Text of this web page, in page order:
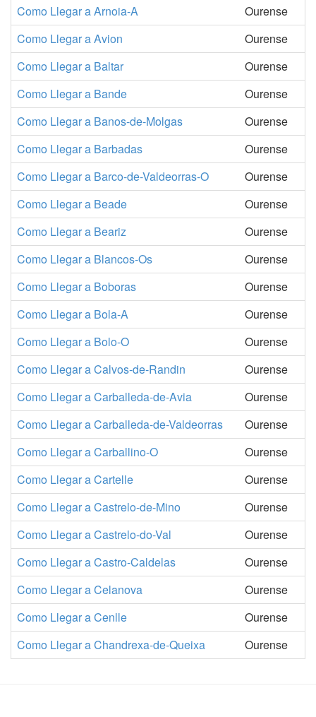
Como Llegar a Arnoia-A
Ourense
Como Llegar a Avion
Ourense
Como Llegar a Baltar
Ourense
Como Llegar a Bande
Ourense
Como Llegar a Banos-de-Molgas
Ourense
Como Llegar a Barbadas
Ourense
Como Llegar a Barco-de-Valdeorras-O
Ourense
Como Llegar a Beade
Ourense
Como Llegar a Beariz
Ourense
Como Llegar a Blancos-Os
Ourense
Como Llegar a Boboras
Ourense
Como Llegar a Bola-A
Ourense
Como Llegar a Bolo-O
Ourense
Como Llegar a Calvos-de-Randin
Ourense
Como Llegar a Carballeda-de-Avia
Ourense
Como Llegar a Carballeda-de-Valdeorras
Ourense
Como Llegar a Carballino-O
Ourense
Como Llegar a Cartelle
Ourense
Como Llegar a Castrelo-de-Mino
Ourense
Como Llegar a Castrelo-do-Val
Ourense
Como Llegar a Castro-Caldelas
Ourense
Como Llegar a Celanova
Ourense
Como Llegar a Cenlle
Ourense
Como Llegar a Chandrexa-de-Queixa
Ourense